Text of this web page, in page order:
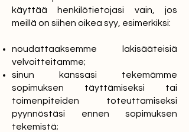
käyttää henkilötietojasi vain, jos
meillä on siihen oikea syy, esimerkiksi:
noudattaaksemme lakisääteisiä
velvoitteitamme;
sinun kanssasi tekemämme
sopimuksen täyttämiseksi tai
toimenpiteiden toteuttamiseksi
pyynnöstäsi ennen sopimuksen
tekemistä;